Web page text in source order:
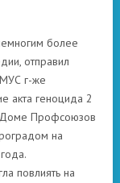
более
отправил
г-же
акта геноцида 2
Профсоюзов
на
повлиять на